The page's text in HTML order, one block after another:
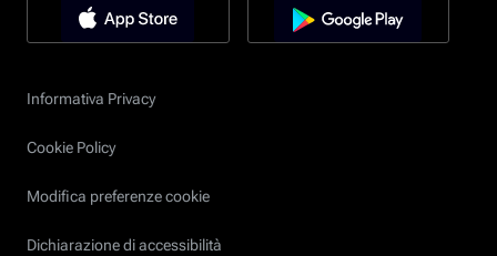
Informativa Privacy
Cookie Policy
Modifica preferenze cookie
Dichiarazione di accessibilità